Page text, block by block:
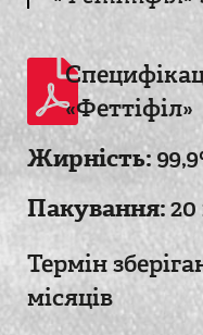
«Феттіфіл»
Жирність:
Пакування:20
Термін
місяців